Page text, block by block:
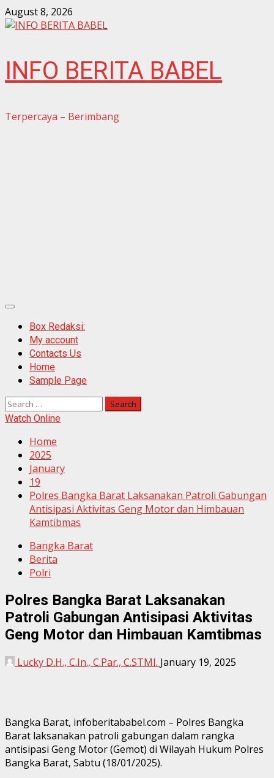
Skip
to
August 8, 2026
INFO BERITA BABEL
Terpercaya – Berimbang
Primary
MenuBox Redaksi:
My account
Contacts Us
Home
Sample Page
Search
for:
Watch Online
Home
2025
January
19
Polres Bangka Barat Laksanakan Patroli Gabungan
Antisipasi Aktivitas Geng Motor dan Himbauan
Kamtibmas
Bangka Barat
Berita
Polri
Polres Bangka Barat Laksanakan
Patroli Gabungan Antisipasi Aktivitas
Geng Motor dan Himbauan Kamtibmas
Lucky D.H., C.In., C.Par., C.STMI. January 19, 2025
Bangka Barat, infoberitababel.com – Polres Bangka
Barat laksanakan patroli gabungan dalam rangka
antisipasi Geng Motor (Gemot) di Wilayah Hukum Polres
Bangka Barat, Sabtu (18/01/2025).